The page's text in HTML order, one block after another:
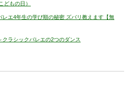
どもの日）
レエ4年生の学び順の秘密 ズバリ教えます【無
ラシックバレエの2つのダンス